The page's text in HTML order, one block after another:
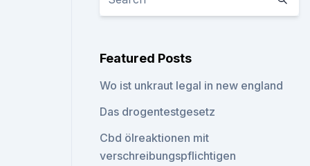
Featured Posts
Wo ist unkraut legal in new england
Das drogentestgesetz
Cbd ölreaktionen mit
verschreibungspflichtigen